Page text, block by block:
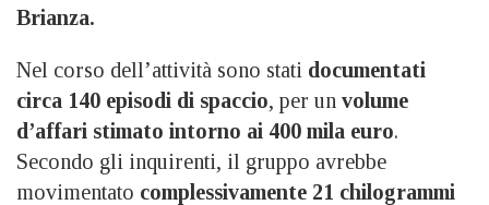
Brianza.
Nel corso dell’attività sono stati documentati
circa 140 episodi di spaccio, per un volume
d’affari stimato intorno ai 400 mila euro.
Secondo gli inquirenti, il gruppo avrebbe
movimentato complessivamente 21 chilogrammi